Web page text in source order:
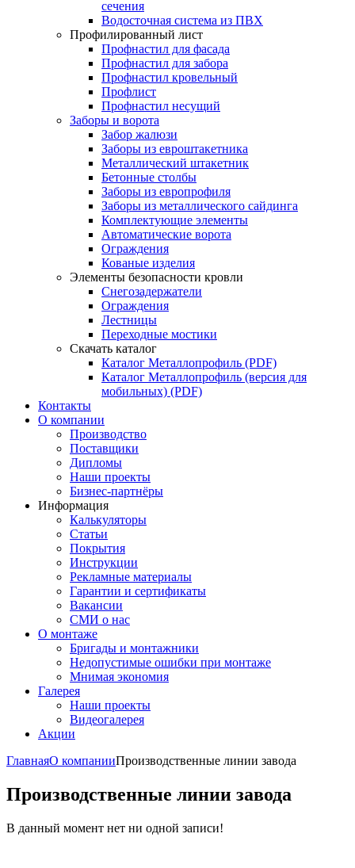
сечения
Водосточная система из ПВХ
Профилированный лист
Профнастил для фасада
Профнастил для забора
Профнастил кровельный
Профлист
Профнастил несущий
Заборы и ворота
Забор жалюзи
Заборы из евроштакетника
Металлический штакетник
Бетонные столбы
Заборы из европрофиля
Заборы из металлического сайдинга
Комплектующие элементы
Автоматические ворота
Ограждения
Кованые изделия
Элементы безопасности кровли
Снегозадержатели
Ограждения
Лестницы
Переходные мостики
Скачать каталог
Каталог Металлопрофиль (PDF)
Каталог Металлопрофиль (версия для
мобильных) (PDF)
Контакты
О компании
Производство
Поставщики
Дипломы
Наши проекты
Бизнес-партнёры
Информация
Калькуляторы
Статьи
Покрытия
Инструкции
Рекламные материалы
Гарантии и сертификаты
Вакансии
СМИ о нас
О монтаже
Бригады и монтажники
Недопустимые ошибки при монтаже
Мнимая экономия
Галерея
Наши проекты
Видеогалерея
Акции
ГлавнаяО компанииПроизводственные линии завода
Производственные линии завода
В данный момент нет ни одной записи!